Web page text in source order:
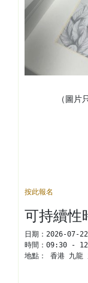
（圖片
按此報名
可持續性
日期： 2026-07-22
時間： 09:30 -
地點： 香港 九龍